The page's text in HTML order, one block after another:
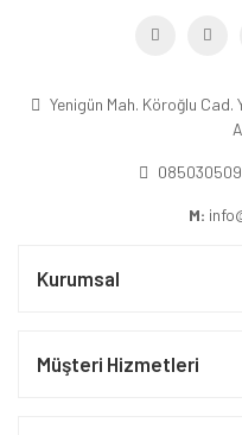
Yenigün Mah. Köroğlu
M:
Kurumsal
Müşteri Hizmetleri